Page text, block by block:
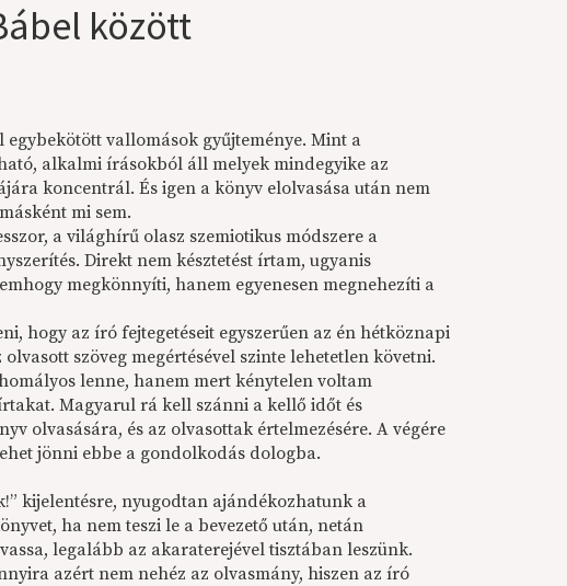
között
egybekötött vallomások gyűjteménye. Mint a
alkalmi írásokból áll melyek mindegyike az
koncentrál. És igen a könyv elolvasása után nem
mi sem.
a világhírű olasz szemiotikus módszere a
Direkt nem késztetést írtam, ugyanis
megkönnyíti, hanem egyenesen megnehezíti a
hogy az író fejtegetéseit egyszerűen az én hétköznapi
szöveg megértésével szinte lehetetlen követni.
lenne, hanem mert kénytelen voltam
Magyarul rá kell szánni a kellő időt és
olvasására, és az olvasottak értelmezésére. A végére
jönni ebbe a gondolkodás dologba.
kijelentésre, nyugodtan ajándékozhatunk a
ha nem teszi le a bevezető után, netán
legalább az akaraterejével tisztában leszünk.
azért nem nehéz az olvasmány, hiszen az író